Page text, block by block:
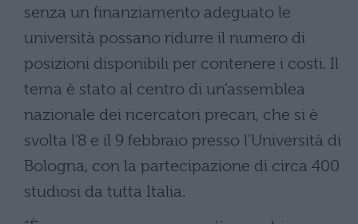
senza un finanziamento adeguato le
università possano ridurre il numero di
posizioni disponibili per contenere i costi. Il
tema è stato al centro di un’assemblea
nazionale dei ricercatori precari, che si è
svolta l’8 e il 9 febbraio presso l’Università di
Bologna, con la partecipazione di circa 400
studiosi da tutta Italia.